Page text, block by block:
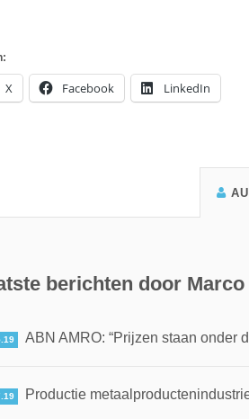
X Facebook LinkedIn
berichten door Marco
ABN AMRO: “Prijzen staan onder
Productie